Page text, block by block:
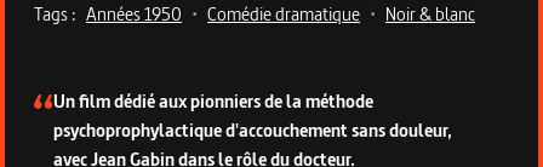
Tags : Années 1950 • Comédie dramatique • Noir & blanc
Un film dédié aux pionniers de la méthode
psychoprophylactique d'accouchement sans douleur,
avec Jean Gabin dans le rôle du docteur.